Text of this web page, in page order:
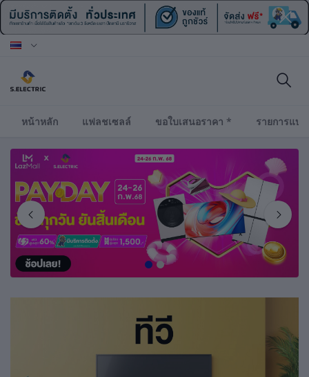
หน้าหลัก แฟลชเซลล์ ขอใบเสนอราคา * รายการแบ
1 2